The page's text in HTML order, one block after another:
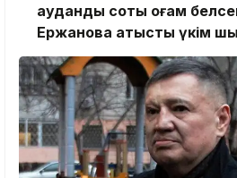
аудандық соты қоғам
Ержановқа қатысты үкім